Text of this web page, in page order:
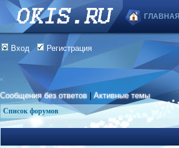
ГЛАВНАЯ
Вход Регистрация
Сообщения без ответов |Активные темы
Список форумов